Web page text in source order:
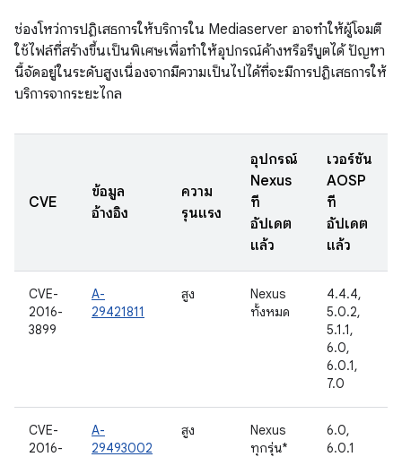
ช่องโหว่การปฏิเสธการให้บริการใน Mediaserver อาจทำให้ผู้โจมตี
ใช้ไฟล์ที่สร้างขึ้นเป็นพิเศษเพื่อทำให้อุปกรณ์ค้างหรือรีบูตได้ ปัญหา
นี้จัดอยู่ในระดับสูงเนื่องจากมีความเป็นไปได้ที่จะมีการปฏิเสธการให้
บริการจากระยะไกล
CVE
ข้อมูล
อ้างอิง
ความ
รุนแรง
อุปกรณ์
Nexus
ที่
อัปเดต
แล้ว
เวอร์ชัน
AOSP
ที่
อัปเดต
แล้ว
CVE-
2016-
3899
A-
29421811
สูง
Nexus
ทั้งหมด
4.4.4,
5.0.2,
5.1.1,
6.0,
6.0.1,
7.0
CVE-
2016-
A-
29493002
สูง
Nexus
ทุกรุ่น*
6.0,
6.0.1